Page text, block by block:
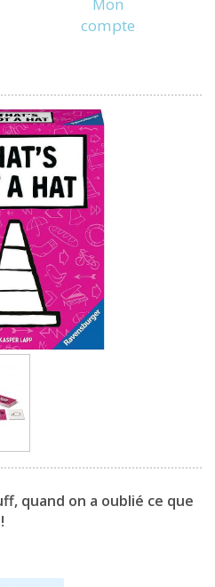
compte
quand on a oublié ce que